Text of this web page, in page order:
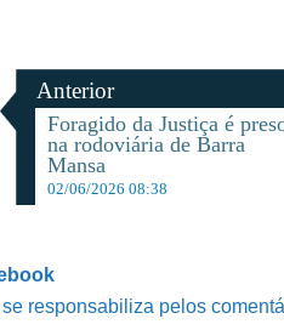
Anterior
Foragido da Justiça é
na rodoviária de Barra
Mansa
02/06/2026 08:38
responsabiliza pelos